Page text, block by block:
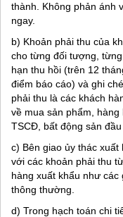
thành. Không phản ánh
ngay.
b) Khoản phải thu của
cho từng đối tượng,
hạn thu hồi (trên 12
điểm báo cáo) và ghi
phải thu là các khách
về mua sản phẩm,
TSCĐ, bất động sản
c) Bên giao ủy thác
với các khoản phải thu
hàng xuất khẩu như các
thông thường.
d) Trong hạch toán chi